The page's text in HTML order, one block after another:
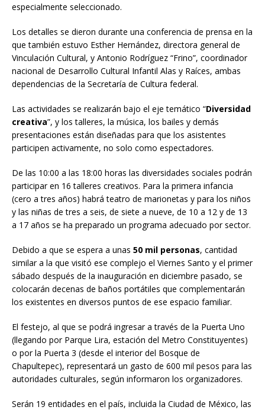
especialmente seleccionado.
Los detalles se dieron durante una conferencia de prensa en la
que también estuvo Esther Hernández, directora general de
Vinculación Cultural, y Antonio Rodríguez “Frino”, coordinador
nacional de Desarrollo Cultural Infantil Alas y Raíces, ambas
dependencias de la Secretaría de Cultura federal.
Las actividades se realizarán bajo el eje temático “Diversidad
creativa”, y los talleres, la música, los bailes y demás
presentaciones están diseñadas para que los asistentes
participen activamente, no solo como espectadores.
De las 10:00 a las 18:00 horas las diversidades sociales podrán
participar en 16 talleres creativos. Para la primera infancia
(cero a tres años) habrá teatro de marionetas y para los niños
y las niñas de tres a seis, de siete a nueve, de 10 a 12 y de 13
a 17 años se ha preparado un programa adecuado por sector.
Debido a que se espera a unas 50 mil personas, cantidad
similar a la que visitó ese complejo el Viernes Santo y el primer
sábado después de la inauguración en diciembre pasado, se
colocarán decenas de baños portátiles que complementarán
los existentes en diversos puntos de ese espacio familiar.
El festejo, al que se podrá ingresar a través de la Puerta Uno
(llegando por Parque Lira, estación del Metro Constituyentes)
o por la Puerta 3 (desde el interior del Bosque de
Chapultepec), representará un gasto de 600 mil pesos para las
autoridades culturales, según informaron los organizadores.
Serán 19 entidades en el país, incluida la Ciudad de México, las